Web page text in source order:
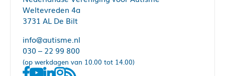
Weltevreden 4a
3731 AL De Bilt
info@autisme.nl
030 – 22 99 800
(op werkdagen van 10.00 tot 14.00)